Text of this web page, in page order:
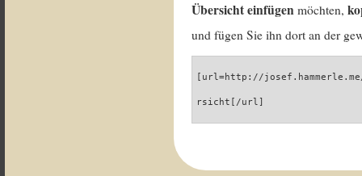
Übersicht einfügen möchten,
und fügen Sie ihn dort an der
[url=http://
rsicht[/url]